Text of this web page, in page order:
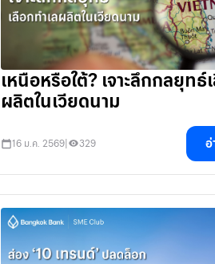
เหนือหรือใต้? เจาะลึกกลยุทธ์
ผลิตในเวียดนาม
16 ม.ค. 2569| 329 อ่